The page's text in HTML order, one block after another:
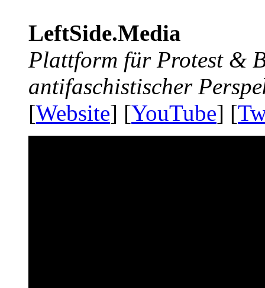
LeftSide.Media
Plattform für Protest &
antifaschistischer
[Website] [YouTube] [